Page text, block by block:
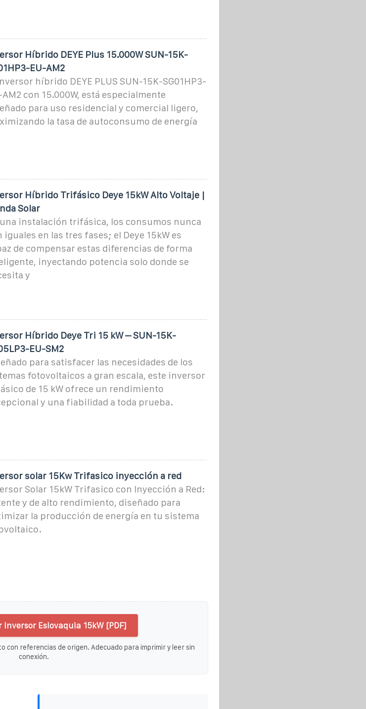
Híbrido DEYE Plus 15.000W SUN-15K-
EU-AM2
híbrido DEYE PLUS SUN-15K-SG01HP3-
AM2 con 15.000W, está especialmente
para uso residencial y comercial ligero,
la tasa de autoconsumo de energía
Híbrido Trifásico Deye 15kW Alto Voltaje |
Solar
una instalación trifásica, los consumos nunca
iguales en las tres fases; el Deye 15kW es
de compensar estas diferencias de forma
inyectando potencia solo donde se
y
Híbrido Deye Tri 15 kW – SUN-15K-
EU-SM2
para satisfacer las necesidades de los
fotovoltaicos a gran escala, este inversor
de 15 kW ofrece un rendimiento
y una fiabilidad a toda prueba.
solar 15Kw Trifasico inyección a red
Solar 15kW Trifasico con Inyección a Red:
y de alto rendimiento, diseñado para
la producción de energía en tu sistema
Inversor Eslovaquia 15kW [PDF]
con referencias de origen. Adecuado para imprimir y leer sin
conexión.